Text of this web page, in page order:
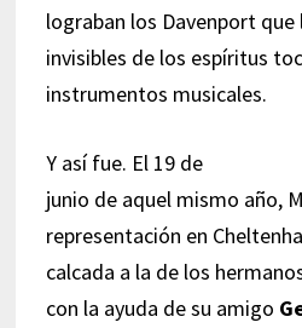
lograban los Davenport que
invisibles de los espíritus
instrumentos musicales.
Y así fue. El 19 de
junio de aquel mismo año,
representación en
calcada a la de los
con la ayuda de su amigo